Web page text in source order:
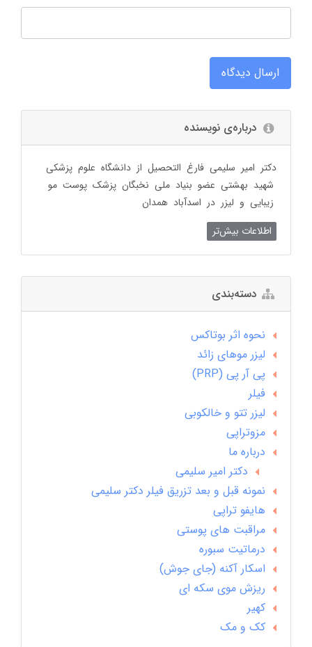
ارسال دیدگاه
درباره‌ی نویسنده
دکتر امیر سلیمی فارغ التحصیل از دانشگاه علوم پزشکی
شهید بهشتی عضو بنیاد ملی نخبگان پزشک پوست مو
زیبایی و لیزر در اسدآباد همدان
اطلاعات بیش‌تر
دسته‌بندی
نحوه اثر بوتاکس
لیزر موهای زائد
پی آر پی (PRP)
فیلر
لیزر تتو و خالکوبی
مزوتراپی
درباره ما
دکتر امیر سلیمی
نمونه قبل و بعد تزریق فیلر دکتر سلیمی
هایفو تراپی
مراقبت های پوستی
درماتیت سبوره
اسکار آکنه (جای جوش)
ریزش موی سکه ای
کهیر
کک و مک